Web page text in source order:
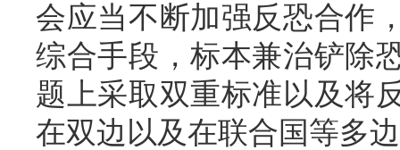
会应当不断加强反恐合作
综合手段，标本兼治铲除
题上采取双重标准以及将
在双边以及在联合国等多